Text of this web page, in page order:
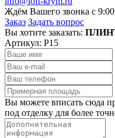
Ждём Вашего звонка с
Заказ Задать вопрос
Вы хотите заказать:
Артикул: P15
Вы можете вписать сюда
под отделку для более